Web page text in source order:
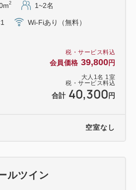
税・サービス料込
会員価格 39,800円
大人 1 名 1 室
税・サービス料込
合計 40,300 円
2 1~2名
Wi-Fiあり（無料）
空室なし
ルツイン